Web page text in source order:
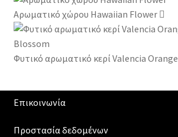
Αρωματικό χώρου Hawaiian Flower
Φυτικό αρωματικό κερί Valencia
Επικοινωνία
Προστασία δεδομένων